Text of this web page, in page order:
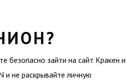
безопасно зайти на сайт Кракен и
и не раскрывайте личную